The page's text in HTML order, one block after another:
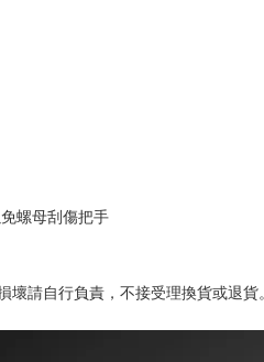
螺母刮傷把手
請自行負責，不接受理換貨或退貨。